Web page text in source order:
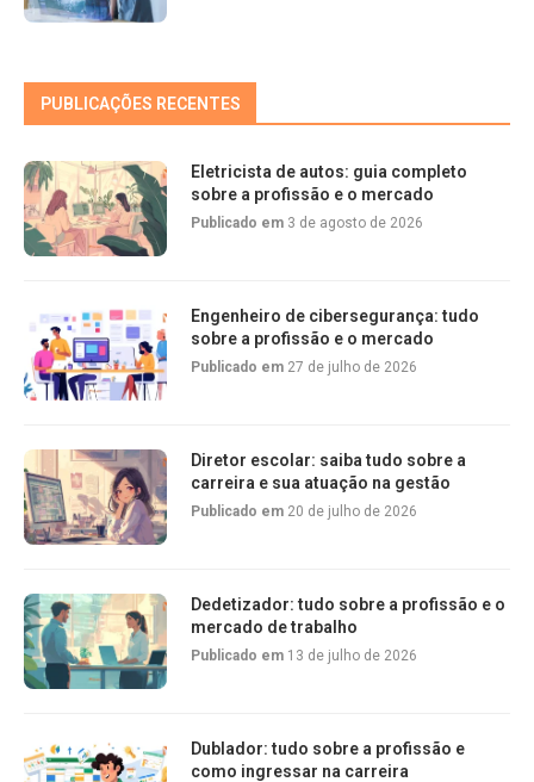
PUBLICAÇÕES RECENTES
Eletricista de autos: guia completo
sobre a profissão e o mercado
Publicado em 3 de agosto de 2026
Engenheiro de cibersegurança: tudo
sobre a profissão e o mercado
Publicado em 27 de julho de 2026
Diretor escolar: saiba tudo sobre a
carreira e sua atuação na gestão
Publicado em 20 de julho de 2026
Dedetizador: tudo sobre a profissão e o
mercado de trabalho
Publicado em 13 de julho de 2026
Dublador: tudo sobre a profissão e
como ingressar na carreira